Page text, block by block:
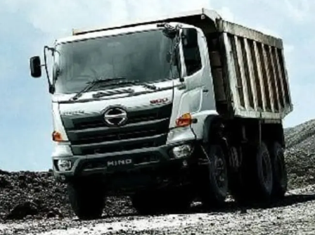
DUMP TRUCK TOOLS
HINO FM 350 PL (Mining)
Find Out More